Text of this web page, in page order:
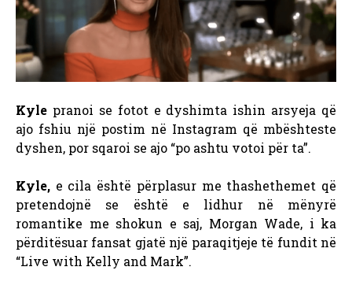
Kyle pranoi se fotot e dyshimta ishin arsyeja që
ajo fshiu një postim në Instagram që mbështeste
dyshen, por sqaroi se ajo “po ashtu votoi për ta”.
Kyle, e cila është përplasur me thashethemet që
pretendojnë se është e lidhur në mënyrë
romantike me shokun e saj, Morgan Wade, i ka
përditësuar fansat gjatë një paraqitjeje të fundit në
“Live with Kelly and Mark”.